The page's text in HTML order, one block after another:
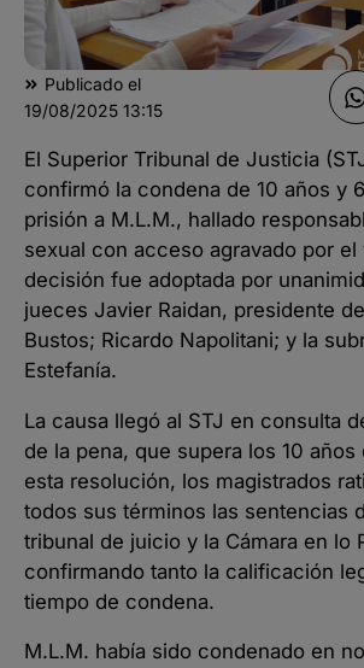
Publicado el
19/08/2025 13:15
El Superior Tribunal de Justicia
confirmó la condena de 10 años y
prisión a M.L.M., hallado
sexual con acceso agravado por el
decisión fue adoptada por
jueces Javier Raidan, presidente
Bustos; Ricardo Napolitani; y la
Estefanía.
La causa llegó al STJ en consulta
de la pena, que supera los 10 años
esta resolución, los magistrados
todos sus términos las sentencias
tribunal de juicio y la Cámara en lo
confirmando tanto la calificación
tiempo de condena.
M.L.M. había sido condenado en